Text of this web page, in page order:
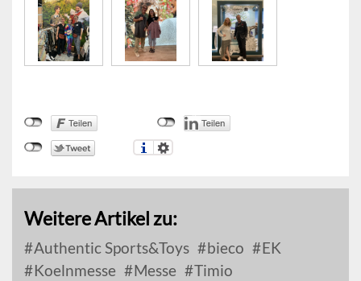
Weitere Artikel zu:
Authentic Sports&Toys bieco
EK
Koelnmesse
Messe
Timio